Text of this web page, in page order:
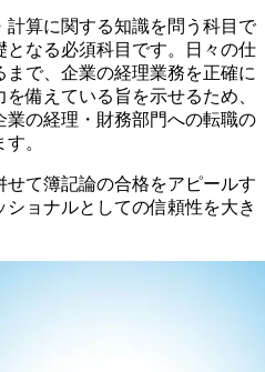
算に関する知識を問う科目で
なる必須科目です。日々の仕
で、企業の経理業務を正確に
備えている旨を示せるため、
の経理・財務部門への転職の
。
て簿記論の合格をアピールす
ョナルとしての信頼性を大き